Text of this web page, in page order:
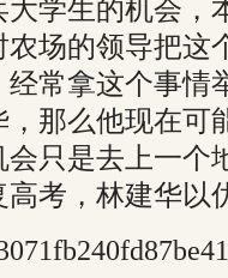
学生的机会，
场的领导把这
常拿这个事情
那么他现在可
只是去上一个
考，林建华以